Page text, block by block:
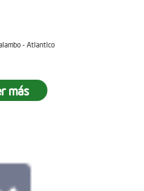
- Atlantico
más